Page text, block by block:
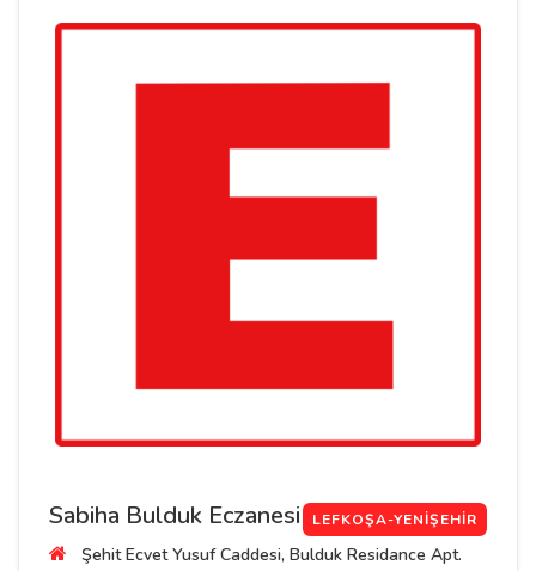
Sabiha Bulduk Eczanesi LEFKOŞA-YENIŞEHIR
Şehit Ecvet Yusuf Caddesi, Bulduk Residance Apt.